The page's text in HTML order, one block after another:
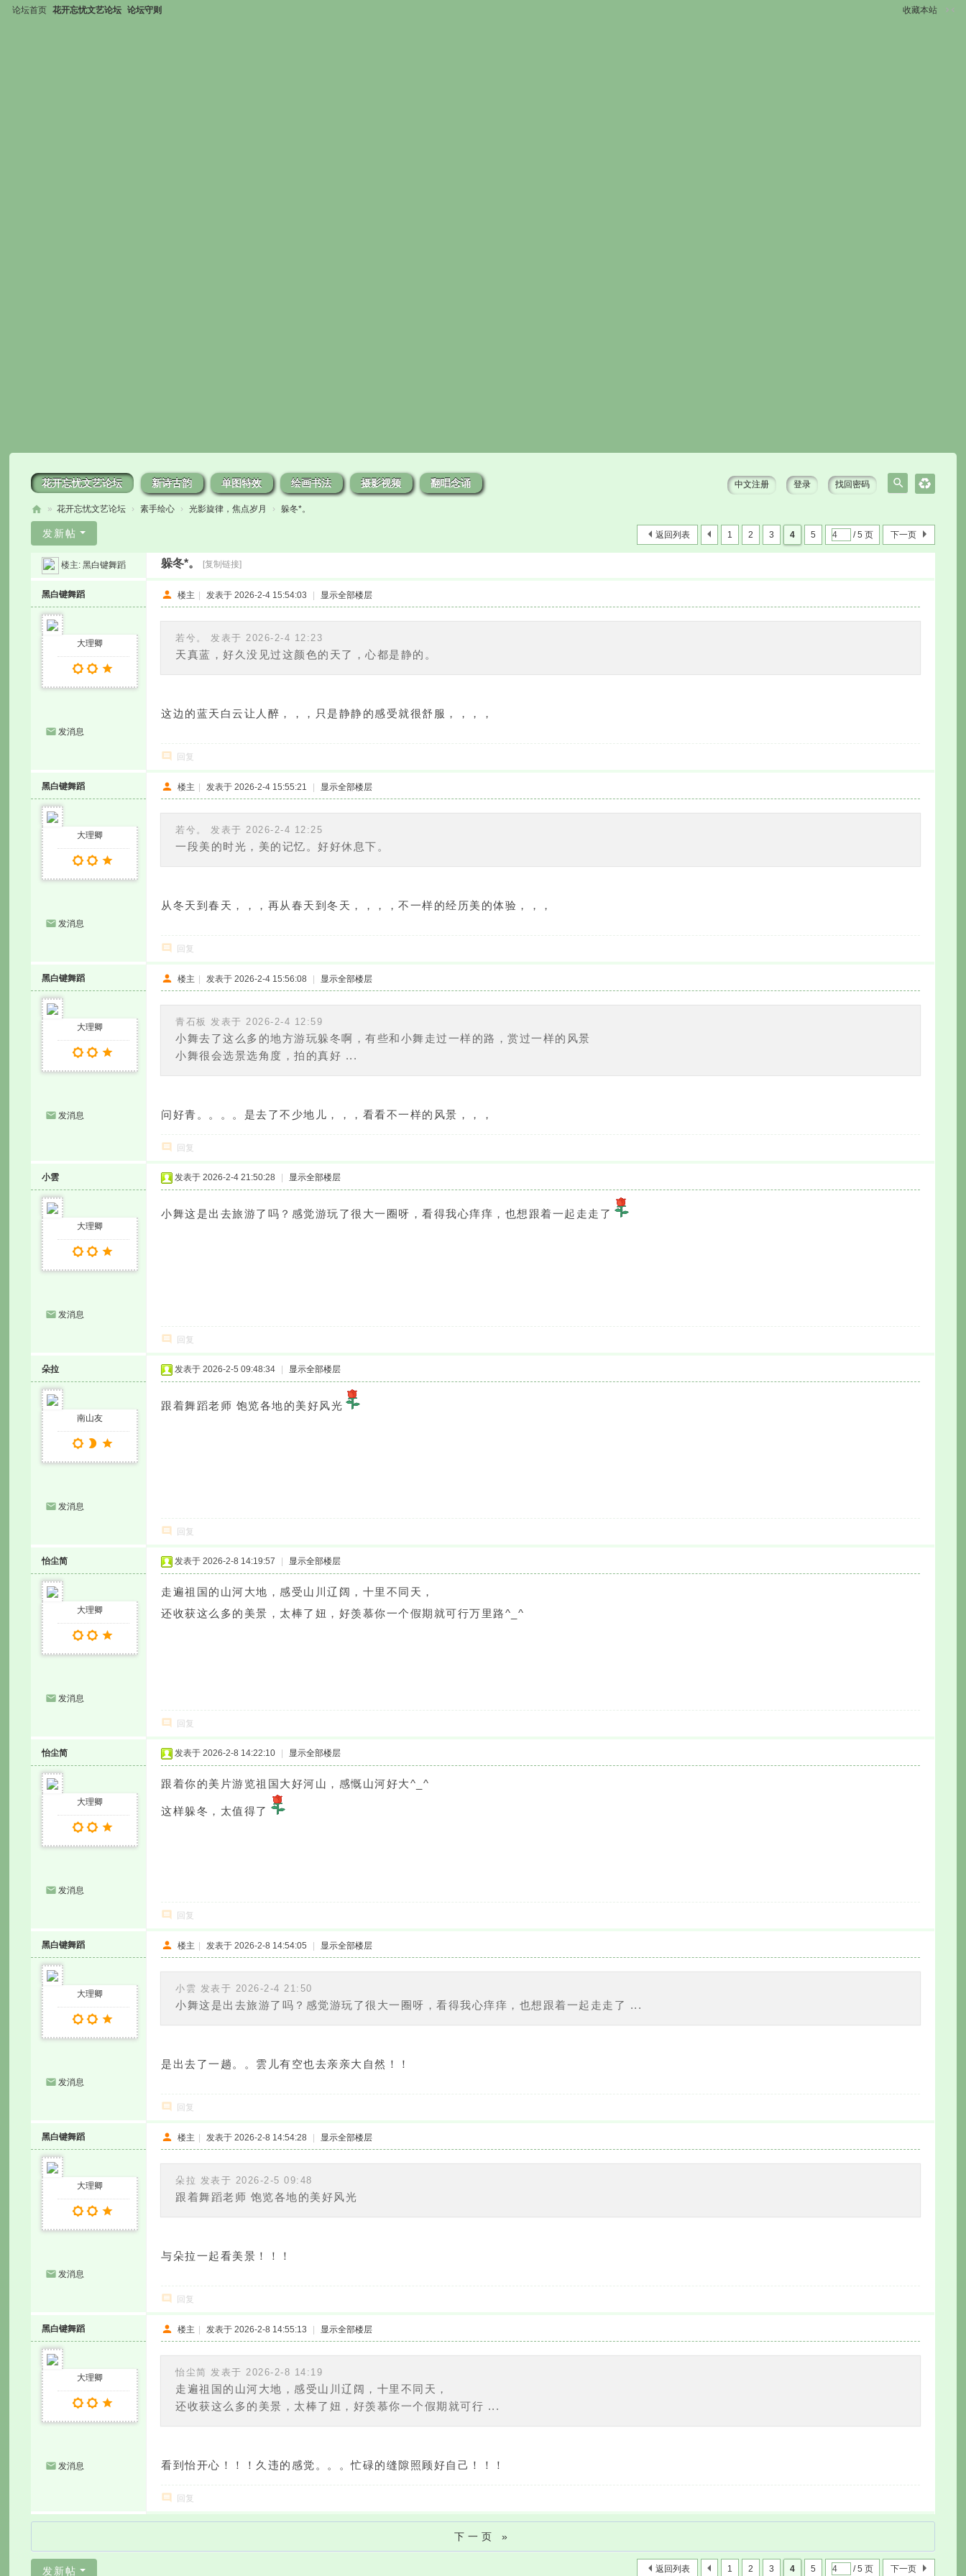
论坛首页 花开忘忧文艺论坛 论坛守则 收藏本站
索
中文注册 登录 找回密码
花开忘忧文艺论坛 新诗古韵 单图特效 绘画书法 摄影视频 翻唱念诵
忘
忧
» 花开忘忧文艺论坛 › 素手绘心 › 光影旋律，焦点岁月 › 躲冬*。
1 2 3 4 5 / 5 页 下一页
返回列表
发新帖
楼主:黑白键舞蹈 躲冬*。 [复制链接]
黑白键舞蹈
大理卿
发消息
楼主 | 发表于 2026-2-4 15:54:03 | 显示全部楼层
若兮。 发表于 2026-2-4 12:23
天真蓝，好久没见过这颜色的天了，心都是静的。
这边的蓝天白云让人醉，，，只是静静的感受就很舒服，，，，
回复
黑白键舞蹈
大理卿
发消息
楼主 | 发表于 2026-2-4 15:55:21 | 显示全部楼层
若兮。 发表于 2026-2-4 12:25
一段美的时光，美的记忆。好好休息下。
从冬天到春天，，，再从春天到冬天，，，，不一样的经历美的体验，，，
回复
黑白键舞蹈
大理卿
发消息
楼主 | 发表于 2026-2-4 15:56:08 | 显示全部楼层
青石板 发表于 2026-2-4 12:59
小舞去了这么多的地方游玩躲冬啊，有些和小舞走过一样的路，赏过一样的风景
小舞很会选景选角度，拍的真好 ...
问好青。。。。是去了不少地儿，，，看看不一样的风景，，，
回复
小雲
大理卿
发消息
发表于 2026-2-4 21:50:28 显示全部楼层
小舞这是出去旅游了吗？感觉游玩了很大一圈呀，看得我心痒痒，也想跟着一起走走了
回复
朵拉
南山友
发消息
发表于 2026-2-5 09:48:34 显示全部楼层
跟着舞蹈老师 饱览各地的美好风光
回复
怡尘简
大理卿
发消息
发表于 2026-2-8 14:19:57 显示全部楼层
走遍祖国的山河大地，感受山川辽阔，十里不同天，
还收获这么多的美景，太棒了妞，好羡慕你一个假期就可行万里路^_^
回复
怡尘简
大理卿
发消息
发表于 2026-2-8 14:22:10 显示全部楼层
跟着你的美片游览祖国大好河山，感慨山河好大^_^
这样躲冬，太值得了
回复
黑白键舞蹈
大理卿
发消息
楼主 | 发表于 2026-2-8 14:54:05 | 显示全部楼层
小雲 发表于 2026-2-4 21:50
小舞这是出去旅游了吗？感觉游玩了很大一圈呀，看得我心痒痒，也想跟着一起走走了 ...
是出去了一趟。。雲儿有空也去亲亲大自然！！
回复
黑白键舞蹈
大理卿
发消息
楼主 | 发表于 2026-2-8 14:54:28 | 显示全部楼层
朵拉 发表于 2026-2-5 09:48
跟着舞蹈老师 饱览各地的美好风光
与朵拉一起看美景！！！
回复
黑白键舞蹈
大理卿
发消息
楼主 | 发表于 2026-2-8 14:55:13 | 显示全部楼层
怡尘简 发表于 2026-2-8 14:19
走遍祖国的山河大地，感受山川辽阔，十里不同天，
还收获这么多的美景，太棒了妞，好羡慕你一个假期就可行 ...
看到怡开心！！！久违的感觉。。。忙碌的缝隙照顾好自己！！！
回复
下一页 »
1 2 3 4 5 / 5 页 下一页
返回列表
发新帖